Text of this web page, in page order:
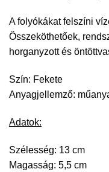
A folyókákat felszíni
Összeköthetőek,
horganyzott és
Szín: Fekete
Anyagjellemző:
Adatok:
Szélesség: 13 cm
Magasság: 5,5 cm